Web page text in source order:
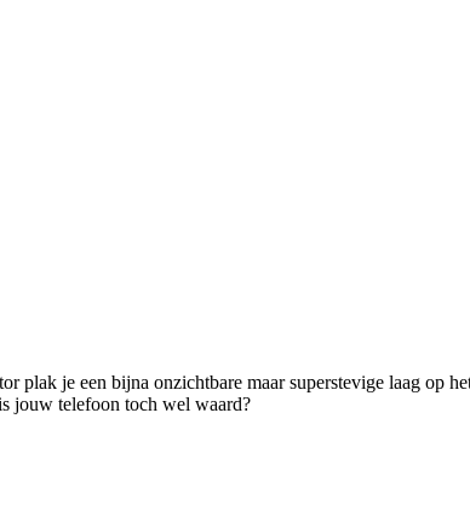
plak je een bijna onzichtbare maar superstevige laag op
jouw telefoon toch wel waard?